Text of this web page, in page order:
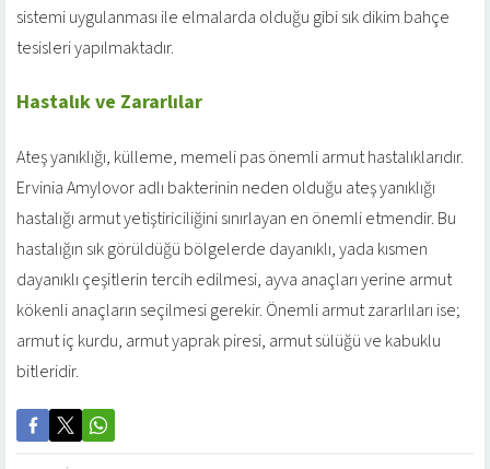
sistemi uygulanması ile elmalarda olduğu gibi sık dikim bahçe
tesisleri yapılmaktadır.
Hastalık ve Zararlılar
Ateş yanıklığı, külleme, memeli pas önemli armut hastalıklarıdır.
Ervinia Amylovor adlı bakterinin neden olduğu ateş yanıklığı
hastalığı armut yetiştiriciliğini sınırlayan en önemli etmendir. Bu
hastalığın sık görüldüğü bölgelerde dayanıklı, yada kısmen
dayanıklı çeşitlerin tercih edilmesi, ayva anaçları yerine armut
kökenli anaçların seçilmesi gerekir. Önemli armut zararlıları ise;
armut iç kurdu, armut yaprak piresi, armut sülüğü ve kabuklu
bitleridir.